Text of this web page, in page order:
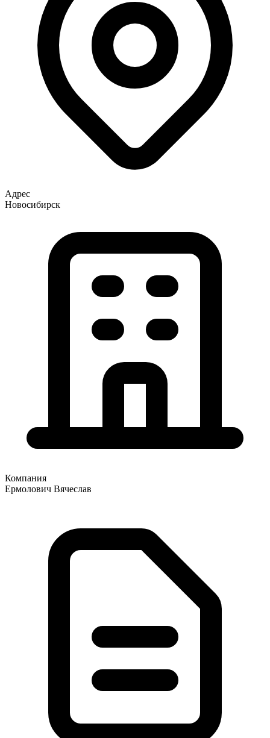
Адрес
Новосибирск
Компания
Ермолович Вячеслав